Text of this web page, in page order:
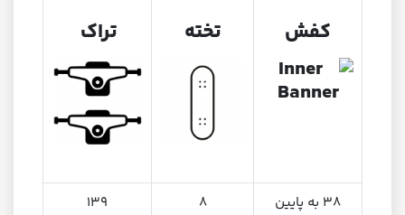
کفش تخته تراک
38 به پایین 8
139